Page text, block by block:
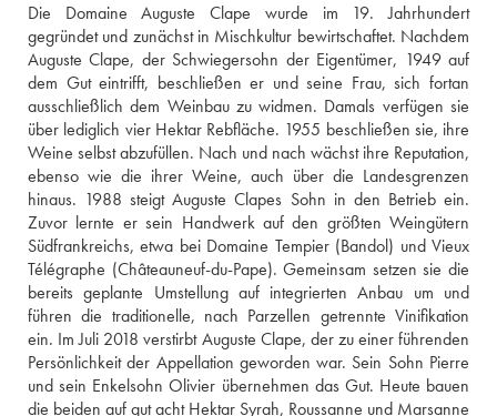
Die Domaine Auguste Clape wurde im 19. Jahrhundert
gegründet und zunächst in Mischkultur bewirtschaftet. Nachdem
Auguste Clape, der Schwiegersohn der Eigentümer, 1949 auf
dem Gut eintrifft, beschließen er und seine Frau, sich fortan
ausschließlich dem Weinbau zu widmen. Damals verfügen sie
über lediglich vier Hektar Rebfläche. 1955 beschließen sie, ihre
Weine selbst abzufüllen. Nach und nach wächst ihre Reputation,
ebenso wie die ihrer Weine, auch über die Landesgrenzen
hinaus. 1988 steigt Auguste Clapes Sohn in den Betrieb ein.
Zuvor lernte er sein Handwerk auf den größten Weingütern
Südfrankreichs, etwa bei Domaine Tempier (Bandol) und Vieux
Télégraphe (Châteauneuf-du-Pape). Gemeinsam setzen sie die
bereits geplante Umstellung auf integrierten Anbau um und
führen die traditionelle, nach Parzellen getrennte Vinifikation
ein. Im Juli 2018 verstirbt Auguste Clape, der zu einer führenden
Persönlichkeit der Appellation geworden war. Sein Sohn Pierre
und sein Enkelsohn Olivier übernehmen das Gut. Heute bauen
die beiden auf gut acht Hektar Syrah, Roussanne und Marsanne